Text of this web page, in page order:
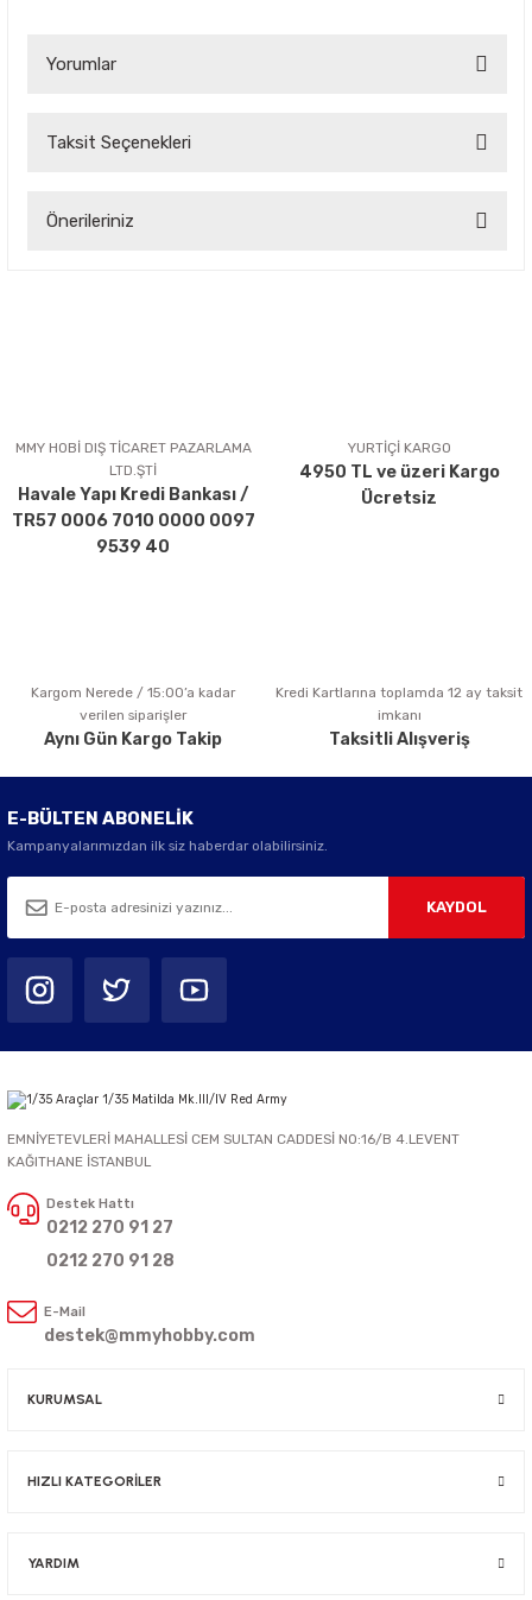
Yorumlar
Taksit Seçenekleri
Önerileriniz
Ürün açıklamasında eksik bilgiler bulunuyor.
Ürün bilgilerinde hatalar bulunuyor.
Ürün fiyatı diğer sitelerden daha pahalı.
Bu ürüne benzer farklı alternatifler olmalı.
Gönder
MMY HOBİ DIŞ TİCARET PAZARLAMA
LTD.ŞTİ
Havale Yapı Kredi Bankası /
TR57 0006 7010 0000 0097
9539 40
YURTİÇİ KARGO
4950 TL ve üzeri Kargo
Ücretsiz
Kargom Nerede / 15:00’a kadar
verilen siparişler
Aynı Gün Kargo Takip
Kredi Kartlarına toplamda 12 ay taksit
imkanı
Taksitli Alışveriş
E-BÜLTEN ABONELİK
Kampanyalarımızdan ilk siz haberdar olabilirsiniz.
KAYDOL
EMNİYETEVLERİ MAHALLESİ CEM SULTAN CADDESİ NO:16/B 4.LEVENT
KAĞITHANE İSTANBUL
Destek Hattı
0212 270 91 27
0212 270 91 28
E-Mail
destek@mmyhobby.com
KURUMSAL
HIZLI KATEGORİLER
YARDIM